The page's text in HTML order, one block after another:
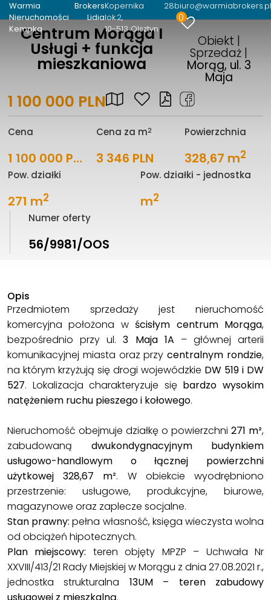
Warmia Brokers
Nieruchomości Lidia
Kempka
Kopernika 28
lok.2
10-513 Olsztyn
biuro@warmiabrokers.pl
0
Centrum Morąga I
Usługi + funkcja
mieszkaniowa
Obiekt |
Sprzedaż |
Morąg, ul. 3
Maja
1 100 000 PLN
Cena
1 100 000 PLN
Cena za m2
3 346 PLN
Powierzchnia
328,67 m2
Pow. działki
271 m2
Pow. działki - jednostka
m2
Numer oferty
56/9981/OOS
Opis
Przedmiotem sprzedaży jest nieruchomość
komercyjna położona wścisłym centrum Morąga,
bezpośrednio przy ul.3 Maja 1A – głównej arterii
komunikacyjnej miasta oraz przycentralnym rondzie,
na którym krzyżują się drogi wojewódzkie DW 519 i DW
527. Lokalizacja charakteryzuje się bardzo wysokim
natężeniem ruchu pieszego i kołowego.
Nieruchomość obejmuje działkę o powierzchni 271 m²,
zabudowaną dwukondygnacyjnym budynkiem
usługowo-handlowym o łącznej powierzchni
użytkowej 328,67 m². W obiekcie wyodrębniono
przestrzenie: usługowe, produkcyjne, biurowe,
magazynowe oraz zaplecze socjalne.
Stan prawny: pełna własność, księga wieczysta wolna
od obciążeń hipotecznych.
Plan miejscowy: teren objęty MPZP – Uchwała Nr
XXVIII/413/21 Rady Miejskiej w Morągu z dnia 27.08.2021 r.,
jednostka strukturalna 13UM – teren zabudowy